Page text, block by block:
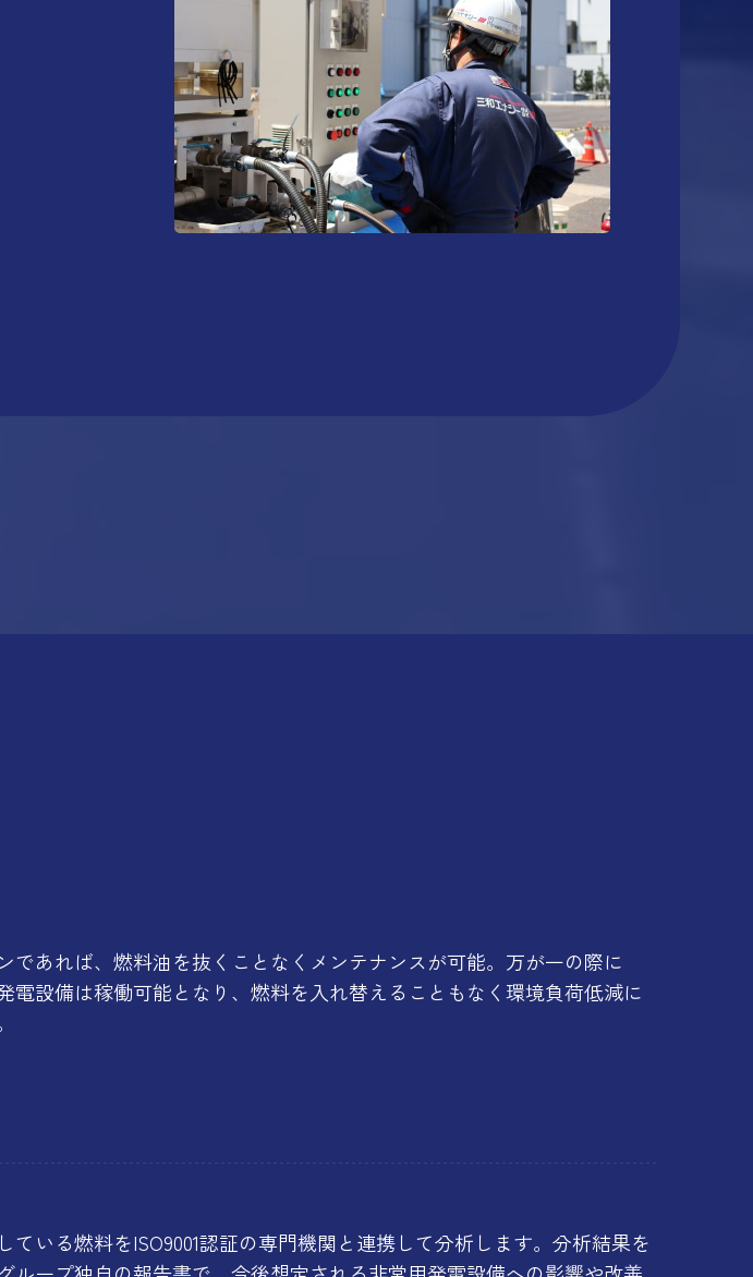
であれば、燃料油を抜くことなくメンテナンスが可能。万が一の際に
電設備は稼働可能となり、燃料を入れ替えることもなく環境負荷低減に
ている燃料をISO9001認証の専門機関と連携して分析します。分析結果を